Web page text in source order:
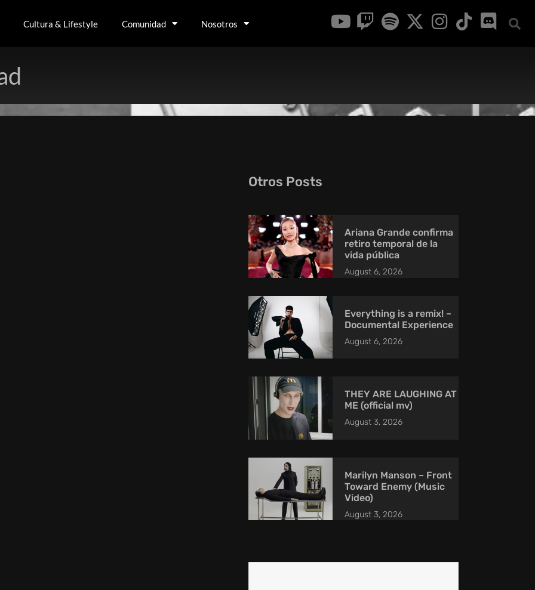
Cultura & Lifestyle Comunidad Nosotros
Otros Posts
Ariana Grande confirma
retiro temporal de la
vida pública
August 6, 2026
Everything is a remix! –
Documental Experience
August 6, 2026
THEY ARE LAUGHING AT
ME (official mv)
August 3, 2026
Marilyn Manson – Front
Toward Enemy (Music
Video)
August 3, 2026